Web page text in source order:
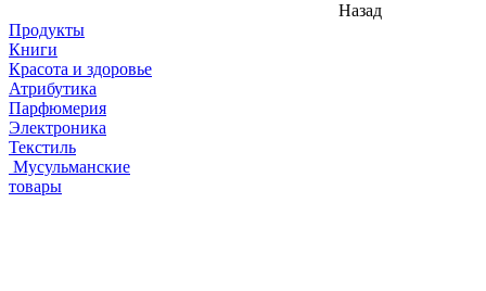
Назад
Продукты
Книги
Красота и здоровье
Атрибутика
Парфюмерия
Электроника
Текстиль
Мусульманские
товары